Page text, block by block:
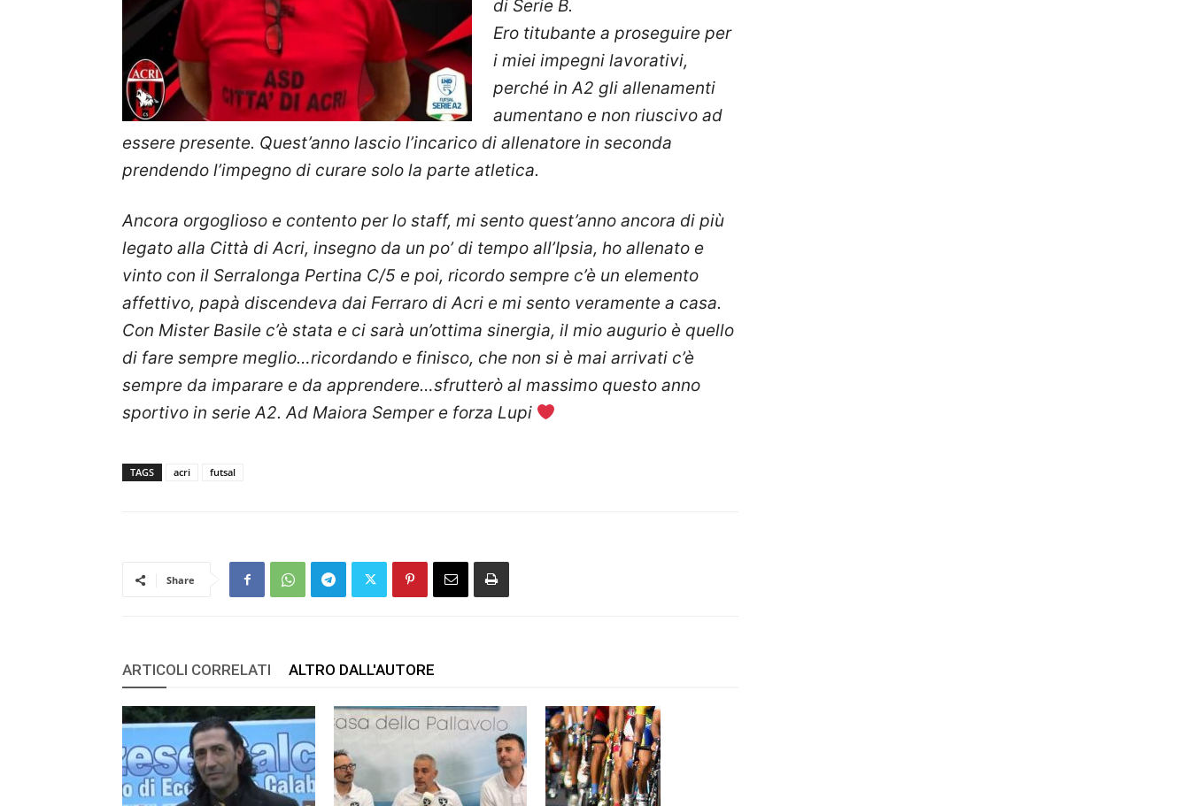
di Serie B.
Ero titubante a proseguire per
i miei impegni lavorativi,
perché in A2 gli allenamenti
aumentano e non riuscivo ad
essere presente. Quest’anno lascio l’incarico di allenatore in seconda
prendendo l’impegno di curare solo la parte atletica.
Ancora orgoglioso e contento per lo staff, mi sento quest’anno ancora di più
legato alla Città di Acri, insegno da un po’ di tempo all’Ipsia, ho allenato e
vinto con il Serralonga Pertina C/5 e poi, ricordo sempre c’è un elemento
affettivo, papà discendeva dai Ferraro di Acri e mi sento veramente a casa.
Con Mister Basile c’è stata e ci sarà un’ottima sinergia, il mio augurio è quello
di fare sempre meglio…ricordando e finisco, che non si è mai arrivati c’è
sempre da imparare e da apprendere…sfrutterò al massimo questo anno
sportivo in serie A2.Ad Maiora Semper e forza Lupi
TAGS acri futsal
Share
ARTICOLI CORRELATI ALTRO DALL'AUTORE